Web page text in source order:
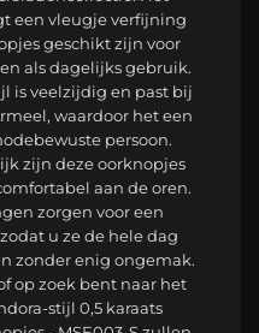
een vleugje verfijning
geschikt zijn voor
als dagelijks gebruik.
is veelzijdig en past bij
waardoor het een
persoon.
zijn deze oorknopjes
aan de oren.
zorgen voor een
u ze de hele dag
zonder enig ongemak.
op zoek bent naar het
stijl 0,5 karaats